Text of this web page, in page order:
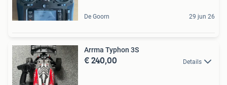
De Goorn 29 jun 26
Arrma Typhon 3S
€ 240,00 Details